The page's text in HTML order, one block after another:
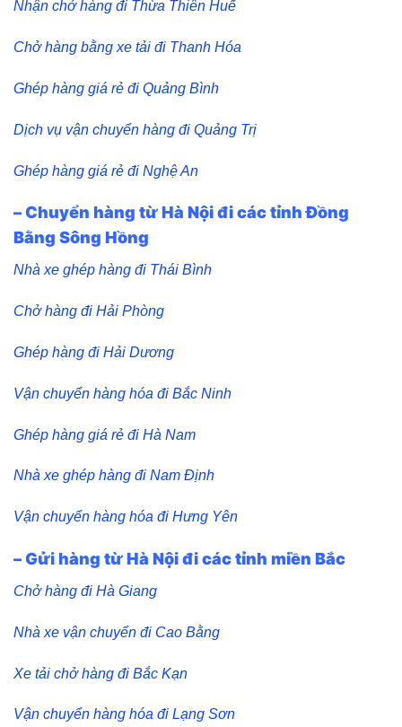
Nhận chở hàng đi Thừa Thiên Huế
Chở hàng bằng xe tải đi Thanh Hóa
Ghép hàng giá rẻ đi Quảng Bình
Dịch vụ vận chuyển hàng đi Quảng Trị
Ghép hàng giá rẻ đi Nghệ An
– Chuyển hàng từ Hà Nội đi các tỉnh Đồng
Bằng Sông Hồng
Nhà xe ghép hàng đi Thái Bình
Chở hàng đi Hải Phòng
Ghép hàng đi Hải Dương
Vận chuyển hàng hóa đi Bắc Ninh
Ghép hàng giá rẻ đi Hà Nam
Nhà xe ghép hàng đi Nam Định
Vận chuyển hàng hóa đi Hưng Yên
– Gửi hàng từ Hà Nội đi các tỉnh miền Bắc
Chở hàng đi Hà Giang
Nhà xe vận chuyển đi Cao Bằng
Xe tải chở hàng đi Bắc Kạn
Vận chuyển hàng hóa đi Lạng Sơn